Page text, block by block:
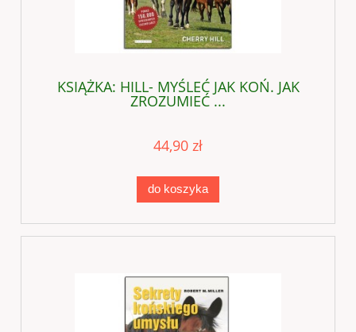
KSIĄŻKA: HILL- MYŚLEĆ JAK KOŃ. JAK
ZROZUMIEĆ ...
44,90 zł
do koszyka